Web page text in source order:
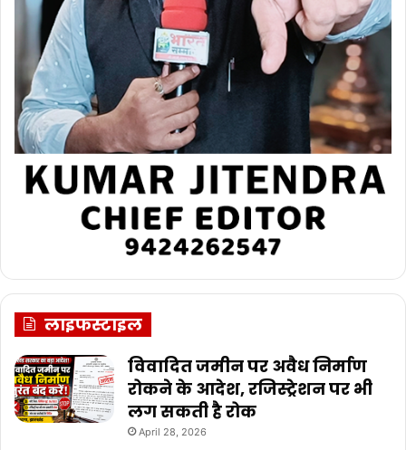
लाइफस्टाइल
विवादित जमीन पर अवैध निर्माण
रोकने के आदेश, रजिस्ट्रेशन पर भी
लग सकती है रोक
April 28, 2026